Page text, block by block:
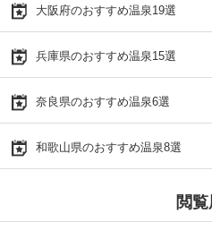
大阪府のおすすめ温泉19選
兵庫県のおすすめ温泉15選
奈良県のおすすめ温泉6選
和歌山県のおすすめ温泉8選
閲